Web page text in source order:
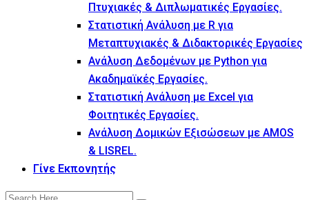
Πτυχιακές & Διπλωματικές Εργασίες.
Στατιστική Ανάλυση με R για
Μεταπτυχιακές & Διδακτορικές Εργασίες
Ανάλυση Δεδομένων με Python για
Ακαδημαϊκές Εργασίες.
Στατιστική Ανάλυση με Excel για
Φοιτητικές Εργασίες.
Ανάλυση Δομικών Εξισώσεων με AMOS
& LISREL.
Γίνε Εκπονητής